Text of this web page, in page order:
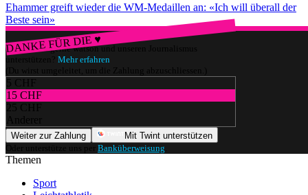
Ehammer greift wieder die WM-Medaillen an: «Ich will überall der
Beste sein»
DANKE FÜR DIE ♥
Würdest du gerne watson und unseren Journalismus
unterstützen? Mehr erfahren
(Du wirst umgeleitet, um die Zahlung abzuschliessen.)
5 CHF
15 CHF
25 CHF
Anderer
Weiter zur Zahlung
Mit Twint unterstützen
Oder unterstütze uns per Banküberweisung
Themen
Sport